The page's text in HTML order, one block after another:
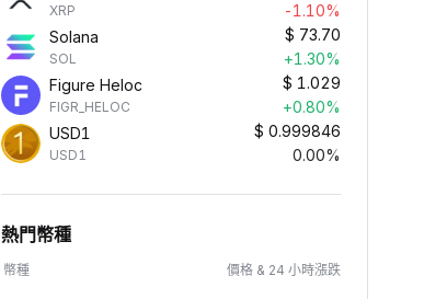
XRP
-1.10%
Solana
SOL
$ 73.70
+1.30%
Figure Heloc
FIGR_HELOC
$ 1.029
+0.80%
USD1
USD1
$ 0.999846
0.00%
熱門幣種
幣種 價格 & 24 小時漲跌